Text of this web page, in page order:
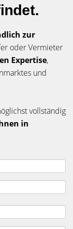
zur
oder Vermieter
Expertise,
und
vollständig
in